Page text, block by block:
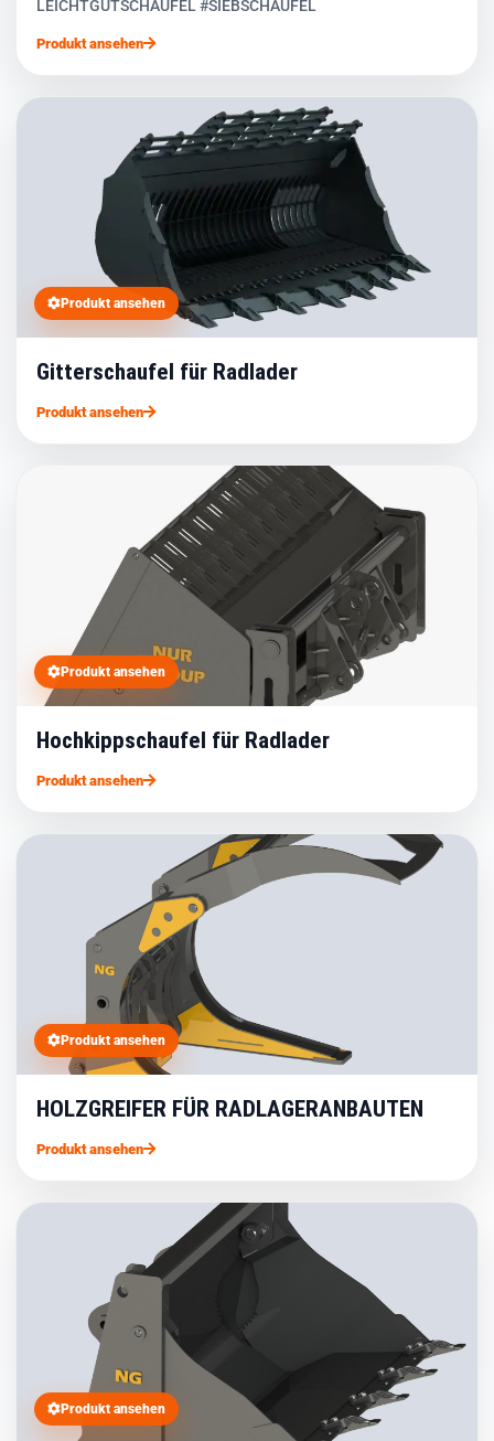
LEICHTGUTSCHAUFEL #SIEBSCHAUFEL
Produkt ansehen
Produkt ansehen
Gitterschaufel für Radlader
Produkt ansehen
Produkt ansehen
Hochkippschaufel für Radlader
Produkt ansehen
Produkt ansehen
HOLZGREIFER FÜR RADLAGERANBAUTEN
Produkt ansehen
Produkt ansehen